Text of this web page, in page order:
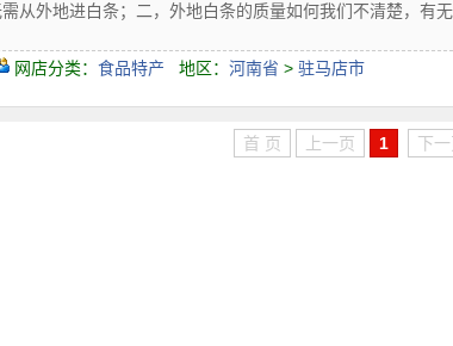
从外地进白条；二，外地白条的质量如何我们不清楚，有无
网店分类： 食品特产 地区： 河南省 > 驻马店市
首 页 上一页 1 下